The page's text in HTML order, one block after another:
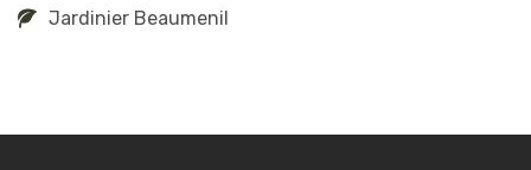
Jardinier Beaumenil